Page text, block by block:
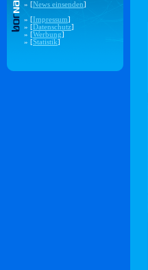
» [News einsenden]
» [Impressum]
» [Datenschutz]
» [Werbung]
» [Statistik]